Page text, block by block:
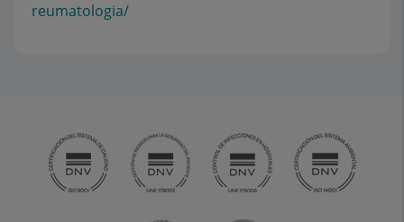
reumatologia/